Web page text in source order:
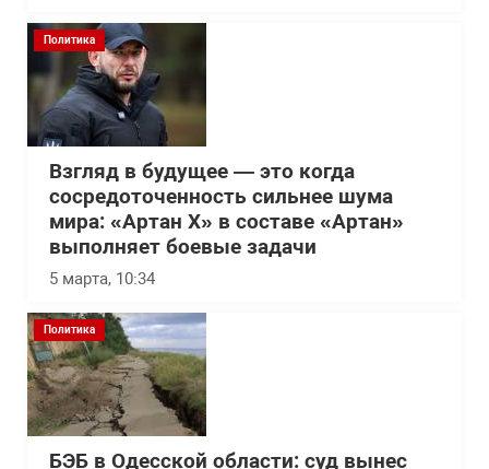
Политика
Взгляд в будущее — это когда
сосредоточенность сильнее шума
мира: «Артан Х» в составе «Артан»
выполняет боевые задачи
5 марта, 10:34
Политика
БЭБ в Одесской области: суд вынес